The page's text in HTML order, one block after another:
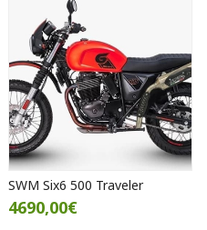
SWM Six6 500 Traveler
4690,00€